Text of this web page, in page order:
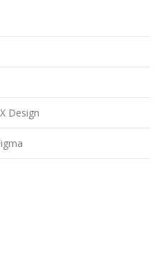
Design